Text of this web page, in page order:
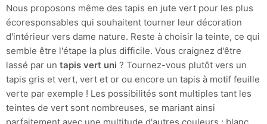
Nous proposons même des tapis en jute vert pour les plus
écoresponsables qui souhaitent tourner leur décoration
d'intérieur vers dame nature. Reste à choisir la teinte, ce qui
semble être l'étape la plus difficile. Vous craignez d'être
lassé par un tapis vert uni ? Tournez-vous plutôt vers un
tapis gris et vert, vert et or ou encore un tapis à motif feuille
verte par exemple ! Les possibilités sont multiples tant les
teintes de vert sont nombreuses, se mariant ainsi